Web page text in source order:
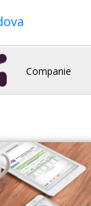
Companie